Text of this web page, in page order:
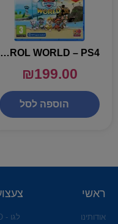
PAW PATROL WORLD – PS4
₪199.00
הוספה לסל
ראשי
אודותינו
לגו - LEGO